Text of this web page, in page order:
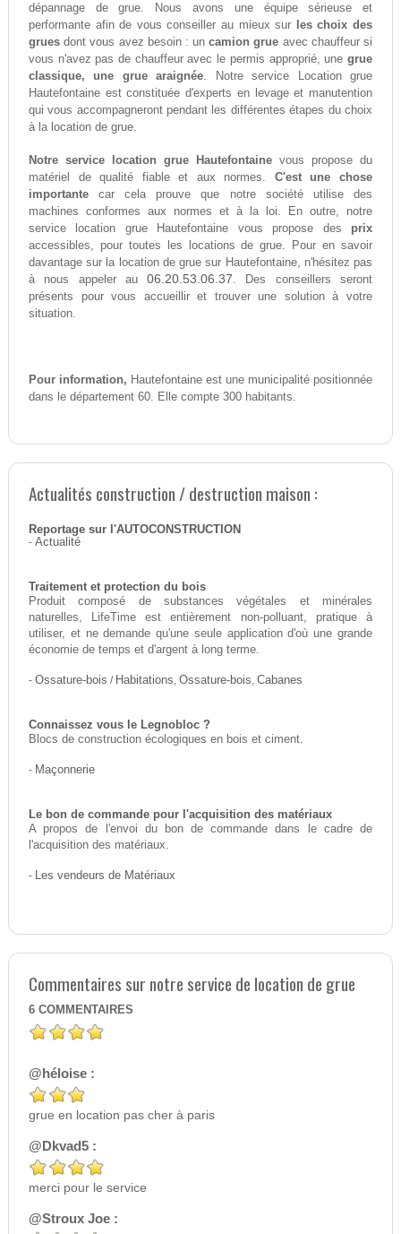
dépannage de grue. Nous avons une équipe sérieuse et
performante afin de vous conseiller au mieux sur
les choix des
gruesdont vous avez besoin : uncamion grue avec chauffeur si
vous n'avez pas de chauffeur avec le permis approprié, unegrue
classique, une grue araignée. Notre service Location grue
Hautefontaine est constituée d'experts en levage et manutention
qui vous accompagneront pendant les différentes étapes du choix
à la location de grue.
Notre service location grue Hautefontaine vous propose du
matériel de qualité fiable et aux normes. C'est une chose
importantecar cela prouve que notre société utilise des
machines conformes aux normes et à la loi. En outre, notre
service location grue Hautefontaine vous propose des prix
accessibles, pour toutes les locations de grue. Pour en savoir
davantage sur la location de grue sur Hautefontaine, n'hésitez pas
à nous appeler au06.20.53.06.37. Des conseillers seront
présents pour vous accueillir et trouver une solution à votre
situation.
Pour information, Hautefontaine est une municipalité positionnée
dans le département 60. Elle compte 300 habitants.
Actualités construction / destruction maison :
Reportage sur l'AUTOCONSTRUCTION
- Actualité
Traitement et protection du bois
Produit composé de substances végétales et minérales
naturelles, LifeTime est entièrement non-polluant, pratique à
utiliser, et ne demande qu'une seule application d'où une grande
économie de temps et d'argent à long terme.
- Ossature-bois / Habitations, Ossature-bois, Cabanes
Connaissez vous le Legnobloc ?
Blocs de construction écologiques en bois et ciment.
- Maçonnerie
Le bon de commande pour l'acquisition des matériaux
A propos de l'envoi du bon de commande dans le cadre de
l'acquisition des matériaux.
- Les vendeurs de Matériaux
Commentaires sur notre service de location de grue
6 COMMENTAIRES
@héloise :
grue en location pas cher à paris
@Dkvad5 :
merci pour le service
@Stroux Joe :